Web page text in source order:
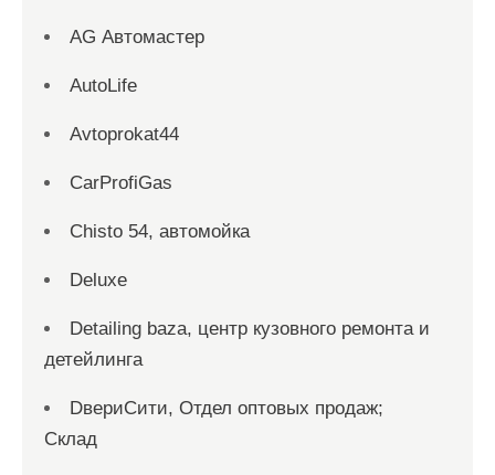
AG Автомастер
AutoLife
Avtoprokat44
CarProfiGas
Chisto 54, автомойка
Deluxe
Detailing baza, центр кузовного ремонта и
детейлинга
DвериСити, Отдел оптовых продаж;
Склад